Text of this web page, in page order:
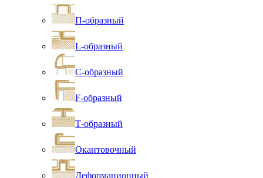
П-образный
L-образный
С-образный
F-образный
Т-образный
Окантовочный
Деформационный